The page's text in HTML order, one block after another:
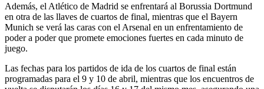
Además, el Atlético de Madrid se enfrentará al Borussia Dortmund
en otra de las llaves de cuartos de final, mientras que el Bayern
Munich se verá las caras con el Arsenal en un enfrentamiento de
poder a poder que promete emociones fuertes en cada minuto de
juego.
Las fechas para los partidos de ida de los cuartos de final están
programadas para el 9 y 10 de abril, mientras que los encuentros de